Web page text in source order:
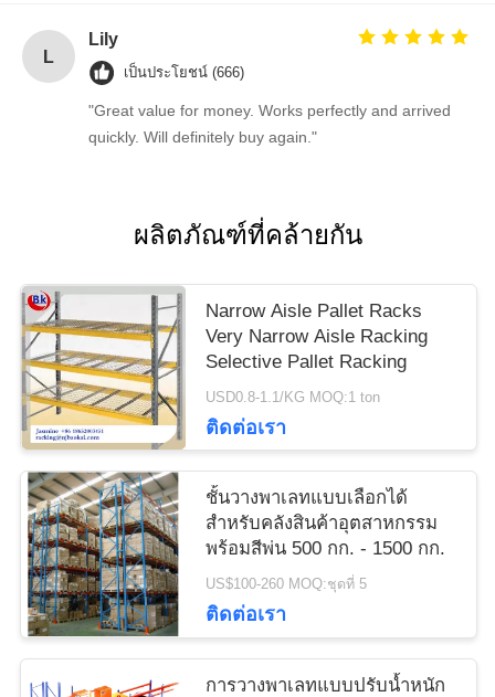
L
Lily
เป็นประโยชน์ (666)
"Great value for money. Works perfectly and arrived
quickly. Will definitely buy again."
ผลิตภัณฑ์ที่คล้ายกัน
Narrow Aisle Pallet Racks
Very Narrow Aisle Racking
Selective Pallet Racking
USD0.8-1.1/KG MOQ:1 ton
ติดต่อเรา
ชั้นวางพาเลทแบบเลือกได้
สำหรับคลังสินค้าอุตสาหกรรม
พร้อมสีพ่น 500 กก. - 1500 กก.
US$100-260 MOQ:ชุดที่ 5
ติดต่อเรา
การวางพาเลทแบบปรับน้ำหนัก